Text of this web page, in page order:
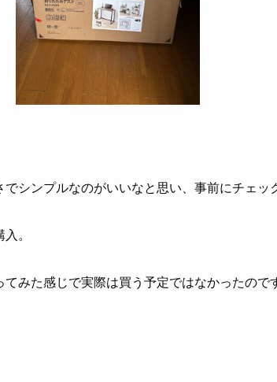
シンプルなのがいいなと思い、事前にチェッ
。
みた感じで実際は買う予定ではなかったので